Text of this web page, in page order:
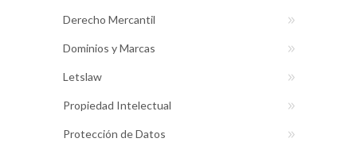
Derecho Mercantil
Dominios y Marcas
Letslaw
Propiedad Intelectual
Protección de Datos